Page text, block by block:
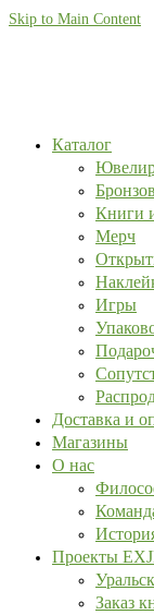
Skip to Main Content
Каталог
Книги
Мерч
Игры
Доставка и
Магазины
О нас
Проекты
Заказ